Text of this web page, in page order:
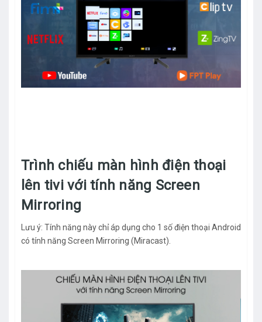
Trình chiếu màn hình điện thoại
lên tivi với tính năng Screen
Mirroring
Lưu ý: Tính năng này chỉ áp dụng cho 1 số điện thoại Android
có tính năng Screen Mirroring (Miracast).